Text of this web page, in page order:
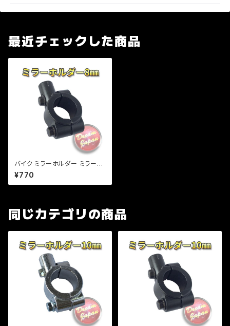
最近チェックした商品
バイク ミラーホルダー ミラーク
ランプ マウント 8mm正ネジ用/
22.2mmハンドル/ブラック/エス
トレア/SR/TW/【クリックポス
¥770
同じカテゴリの商品